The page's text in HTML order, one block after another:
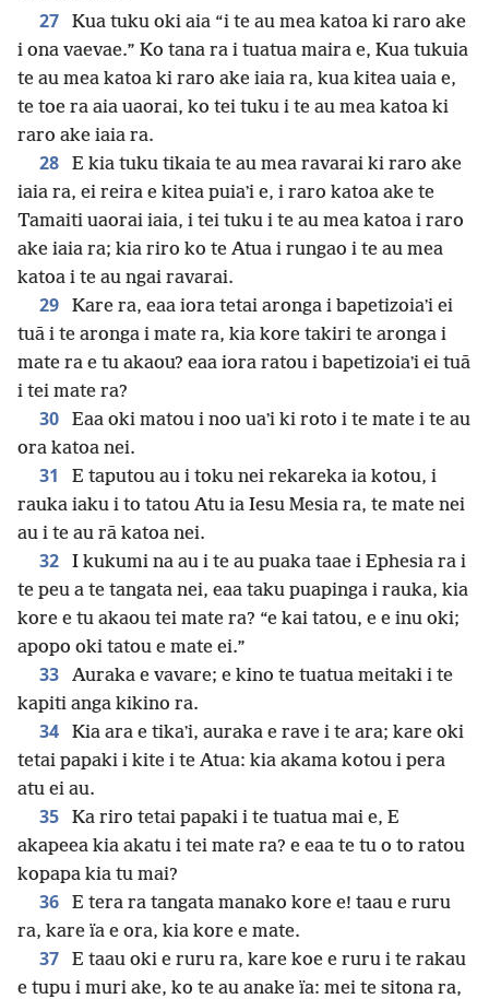
27
Kua tuku oki aia “i te au mea katoa ki raro ake
i ona vaevae.” Ko tana ra i tuatua maira e, Kua tukuia
te au mea katoa ki raro ake iaia ra, kua kitea uaia e,
te toe ra aia uaorai, ko tei tuku i te au mea katoa ki
raro ake iaia ra.
28
E kia tuku tikaia te au mea ravarai ki raro ake
iaia ra, ei reira e kitea puiaʼi e, i raro katoa ake te
Tamaiti uaorai iaia, i tei tuku i te au mea katoa i raro
ake iaia ra; kia riro ko te Atua i rungao i te au mea
katoa i te au ngai ravarai.
29
Kare ra, eaa iora tetai aronga i bapetizoiaʼi ei
tuā i te aronga i mate ra, kia kore takiri te aronga i
mate ra e tu akaou? eaa iora ratou i bapetizoiaʼi ei tuā
i tei mate ra?
30
Eaa oki matou i noo uaʼi ki roto i te mate i te au
ora katoa nei.
31
E taputou au i toku nei rekareka ia kotou, i
rauka iaku i to tatou Atu ia Iesu Mesia ra, te mate nei
au i te au rā katoa nei.
32
I kukumi na au i te au puaka taae i Ephesia ra i
te peu a te tangata nei, eaa taku puapinga i rauka, kia
kore e tu akaou tei mate ra? “e kai tatou, e e inu oki;
apopo oki tatou e mate ei.”
33
Auraka e vavare; e kino te tuatua meitaki i te
kapiti anga kikino ra.
34
Kia ara e tikaʼi, auraka e rave i te ara; kare oki
tetai papaki i kite i te Atua: kia akama kotou i pera
atu ei au.
35
Ka riro tetai papaki i te tuatua mai e, E
akapeea kia akatu i tei mate ra? e eaa te tu o to ratou
kopapa kia tu mai?
36
E tera ra tangata manako kore e! taau e ruru
ra, kare ïa e ora, kia kore e mate.
37
E taau oki e ruru ra, kare koe e ruru i te rakau
e tupu i muri ake, ko te au anake ïa: mei te sitona ra,